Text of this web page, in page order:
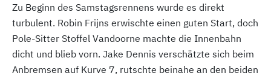
Zu Beginn des Samstagsrennens wurde es direkt
turbulent. Robin Frijns erwischte einen guten Start, doch
Pole-Sitter Stoffel Vandoorne machte die Innenbahn
dicht und blieb vorn. Jake Dennis verschätzte sich beim
Anbremsen auf Kurve 7, rutschte beinahe an den beiden